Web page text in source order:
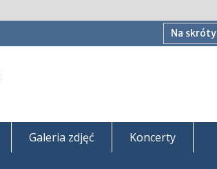
Na skróty
Galeria zdjęć
Koncerty